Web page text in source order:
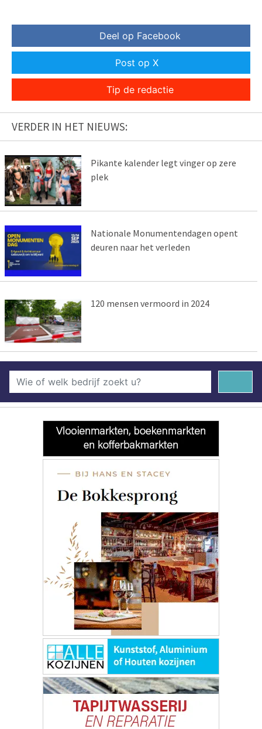
Deel op Facebook
Post op X
Tip de redactie
VERDER IN HET NIEUWS:
Pikante kalender legt vinger op zere
plek
Nationale Monumentendagen opent
deuren naar het verleden
120 mensen vermoord in 2024